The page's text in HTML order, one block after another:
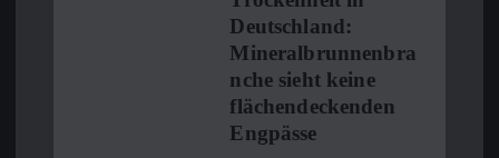
Deutschland:
Mineralbrunnenbra
nche sieht keine
flächendeckenden
Engpässe